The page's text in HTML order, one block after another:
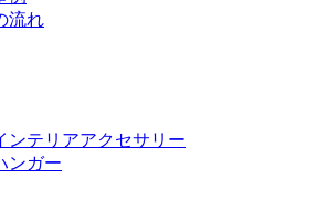
流れ
ンテリアアクセサリー
ンガー